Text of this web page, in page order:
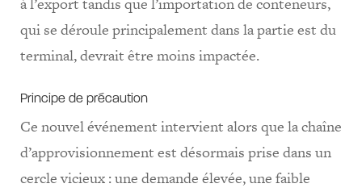
qui se déroule principalement dans la partie est du
terminal, devrait être moins impactée.
Principe de précaution
Ce nouvel événement intervient alors que la chaîne
d’approvisionnement est désormais prise dans un
cercle vicieux : une demande élevée, une faible